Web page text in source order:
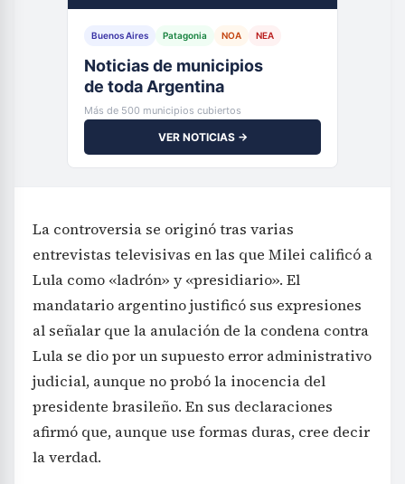
Buenos Aires Patagonia NOA NEA
Noticias de municipios
de toda Argentina
Más de 500 municipios cubiertos
VER NOTICIAS →
La controversia se originó tras varias
entrevistas televisivas en las que Milei calificó a
Lula como «ladrón» y «presidiario». El
mandatario argentino justificó sus expresiones
al señalar que la anulación de la condena contra
Lula se dio por un supuesto error administrativo
judicial, aunque no probó la inocencia del
presidente brasileño. En sus declaraciones
afirmó que, aunque use formas duras, cree decir
la verdad.